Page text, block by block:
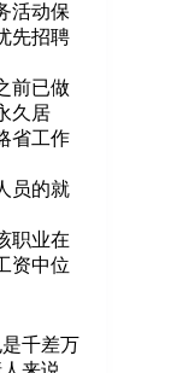
活动保
先招聘
前已做
久居
省工作
员的就
职业在
资中位
千差万